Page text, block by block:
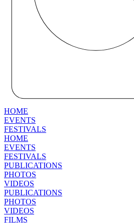
HOME
EVENTS
FESTIVALS
HOME
EVENTS
FESTIVALS
PUBLICATIONS
PHOTOS
VIDEOS
PUBLICATIONS
PHOTOS
VIDEOS
FILMS